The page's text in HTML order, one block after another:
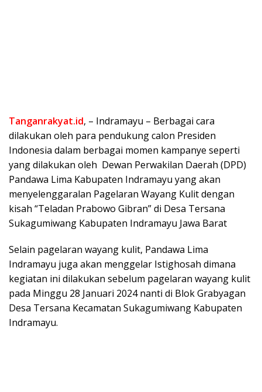
Tanganrakyat.id, – Indramayu – Berbagai cara
dilakukan oleh para pendukung calon Presiden
Indonesia dalam berbagai momen kampanye seperti
yang dilakukan oleh Dewan Perwakilan Daerah (DPD)
Pandawa Lima Kabupaten Indramayu yang akan
menyelenggaralan Pagelaran Wayang Kulit dengan
kisah “Teladan Prabowo Gibran” di Desa Tersana
Sukagumiwang Kabupaten Indramayu Jawa Barat
Selain pagelaran wayang kulit, Pandawa Lima
Indramayu juga akan menggelar Istighosah dimana
kegiatan ini dilakukan sebelum pagelaran wayang kulit
pada Minggu 28 Januari 2024 nanti di Blok Grabyagan
Desa Tersana Kecamatan Sukagumiwang Kabupaten
Indramayu.